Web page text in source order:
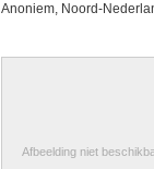
Anoniem, Noord-
Afbeelding niet